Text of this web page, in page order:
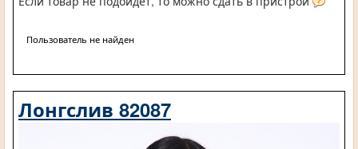
Пользователь не найден
Лонгслив 82087